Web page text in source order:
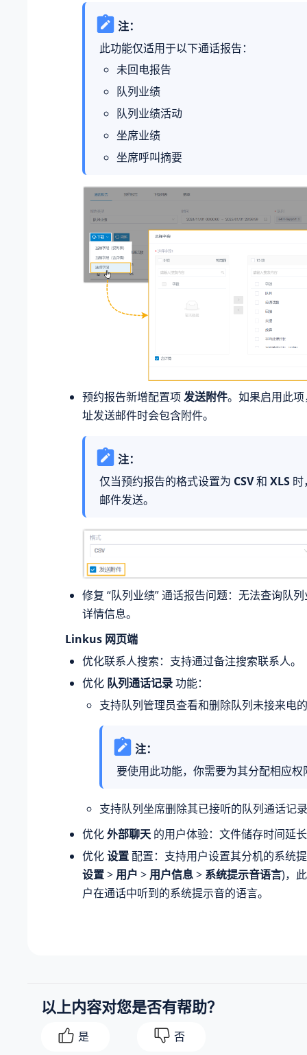
注：
此功能仅适用于以下通话报告：
未回电报告
队列业绩
队列业绩活动
坐席业绩
坐席呼叫摘要
预约报告新增配置项发送附件。如果启用此
址发送邮件时会包含附件。
注：
仅当预约报告的格式设置为 CSV和 XLS时
邮件发送。
修复 “队列业绩” 通话报告问题：无法查询队
详情信息。
Linkus 网页端
优化联系人搜索：支持通过备注搜索联系人。
优化 队列通话记录功能：
支持队列管理员查看和删除队列未接来电
注：
要使用此功能，你需要为其分配相应权
支持队列坐席删除其已接听的队列通话记
优化外部聊天 的用户体验：文件储存时间延
优化设置 配置：支持用户设置其分机的系统
设置> 用户 > 用户信息> 系统提示音语言)，
户在通话中听到的系统提示音的语言。
以上内容对您是否有帮助？
是 否